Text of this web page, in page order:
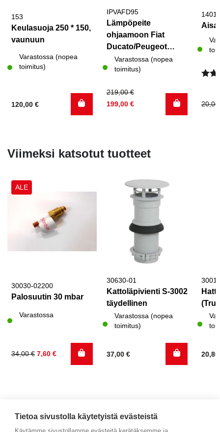
153
Keulasuoja 250 * 150,
vaunuun
Varastossa (nopea
toimitus)
120,00 €
IPVAFD95
Lämpöpeite
ohjaamoon Fiat
Ducato/Peugeot
Boxer/Citroen
Jumper vuosimallit
Varastossa (nopea
toimitus)
219,00€
Alkuperäinen
hinta
199,00 €
Nykyinen
hinta
5.00/
Viimeksi katsotut tuotteet
ALE
30030-02200
Palosuutin 30 mbar
Varastossa
34,00€
Alkuperäinen
7,60 €
Nykyinen
30630-01
Kattoläpivienti S-3002
täydellinen
Varastossa (nopea
toimitus)
37,00 €
Tietoa sivustolla käytetyistä evästeistä